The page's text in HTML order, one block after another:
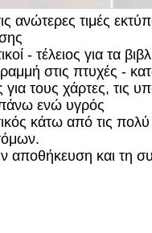
ανώτερες τιμές
- τέλειος για τα
στις πτυχές -
τους χάρτες, τις
ενώ υγρός
κάτω από τις
αποθήκευση και τη